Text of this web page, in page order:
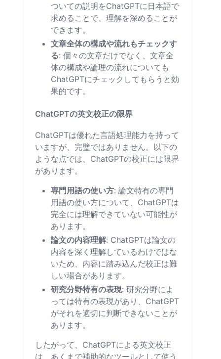
ついての説明をChatGPTに日本語で
求めることで、理解を深めることが
できます。
文章全体の構成や流れもチェックす
る: 個々の文章だけでなく、文章全
体の構成や論理の流れについても
ChatGPTにチェックしてもらうと効
果的です。
ChatGPTの英文校正の限界
ChatGPTは優れた言語処理能力を持って
いますが、完璧ではありません。以下の
ような点では、ChatGPTの校正には限界
があります。
専門用語の使い方: 論文特有の専門
用語の使い方について、ChatGPTは
完全には理解できていない可能性が
あります。
論文の内容理解: ChatGPTは論文の
内容を深く理解しているわけではな
いため、内容に踏み込んだ校正は難
しい場合があります。
研究分野特有の表現: 研究分野によ
っては特有の表現があり、ChatGPT
がそれを適切に判断できないことが
あります。
したがって、ChatGPTによる英文校正
は、あくまで補助的なツールとして使う